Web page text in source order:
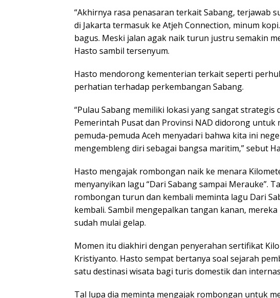
“Akhirnya rasa penasaran terkait Sabang, terjawab
di Jakarta termasuk ke Atjeh Connection, minum
bagus. Meski jalan agak naik turun justru semakin
Hasto sambil tersenyum.
Hasto mendorong kementerian terkait seperti
perhatian terhadap perkembangan Sabang.
“Pulau Sabang memiliki lokasi yang sangat
Pemerintah Pusat dan Provinsi NAD didorong
pemuda-pemuda Aceh menyadari bahwa kita ini
mengembleng diri sebagai bangsa maritim,” sebut
Hasto mengajak rombongan naik ke menara
menyanyikan lagu “Dari Sabang sampai Merauke”.
rombongan turun dan kembali meminta lagu Dari
kembali. Sambil mengepalkan tangan kanan,
sudah mulai gelap.
Momen itu diakhiri dengan penyerahan sertifikat
Kristiyanto. Hasto sempat bertanya soal sejarah
satu destinasi wisata bagi turis domestik dan
Tal lupa dia meminta mengajak rombongan untuk